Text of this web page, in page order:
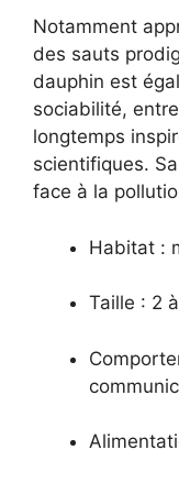
Notamment
des sauts
dauphin est
sociabilité,
longtemps
scientifiques.
face à la
Habitat :
Taille : 2